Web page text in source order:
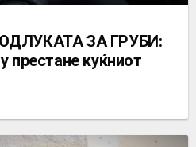
ЗА ГРУБИ:
престане куќниот